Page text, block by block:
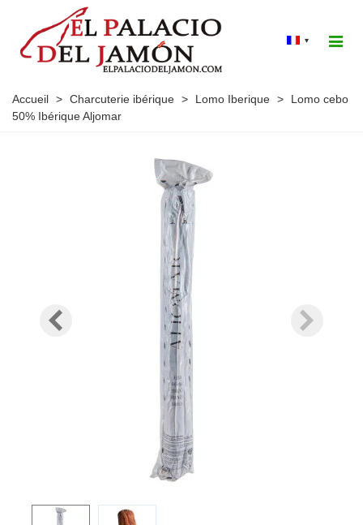
▾
Accueil > Charcuterie ibérique > Lomo Iberique >
Lomo cebo
50% Ibérique Aljomar